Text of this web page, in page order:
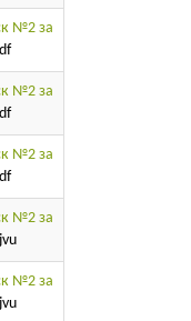
№2 за
№2 за
№2 за
№2 за
№2 за